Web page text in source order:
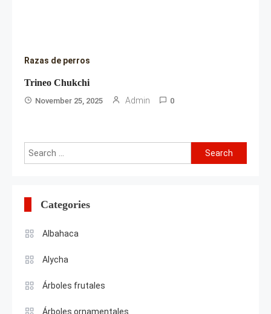
Razas de perros
Trineo Chukchi
November 25, 2025 Admin 0
Search
for:
Categories
Albahaca
Alycha
Árboles frutales
Árboles ornamentales